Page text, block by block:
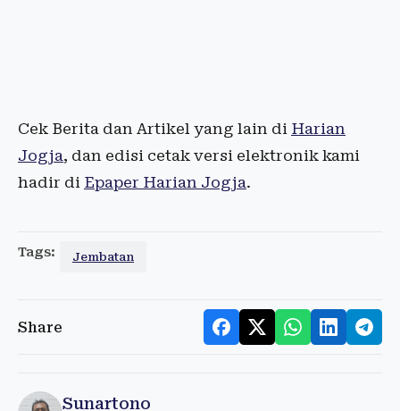
Cek Berita dan Artikel yang lain di Harian
Jogja, dan edisi cetak versi elektronik kami
hadir di Epaper Harian Jogja.
Tags: Jembatan
Share
Sunartono